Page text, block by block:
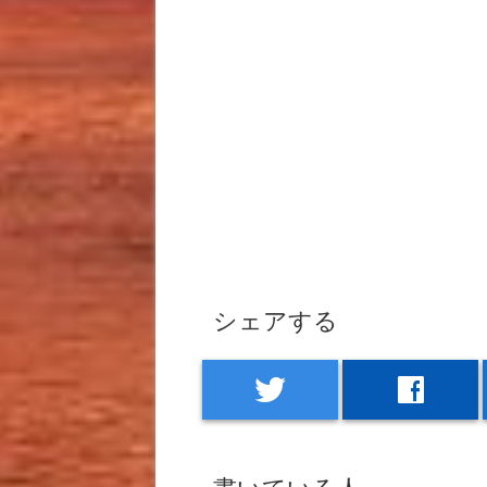
シェアする
twitter facebook